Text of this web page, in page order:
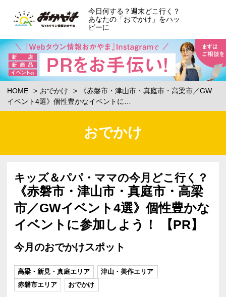
今日何する？週末どこ行く？
あなたの「おでかけ」をハッ
ピーに
HOME おでかけ
《赤磐市・津山市・真庭市・高梁市／GW
イベント4選》個性豊かなイベントに…
おでかけ
キッズ＆パパ・ママの今月どこ行く？
《赤磐市・津山市・真庭市・高梁
市／GWイベント4選》個性豊かな
イベントに参加しよう！ 【PR】
今月のおでかけスポット
高梁・新見・真庭エリア
津山・美作エリア
赤磐市エリア
おでかけ